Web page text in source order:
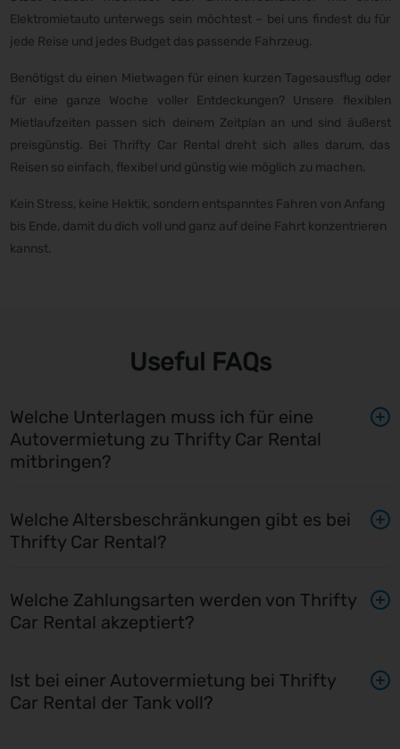
Elektromietauto unterwegs sein möchtest – bei uns findest du für
jede Reise und jedes Budget das passende Fahrzeug.
Benötigst du einen Mietwagen für einen kurzen Tagesausflug oder
für eine ganze Woche voller Entdeckungen? Unsere flexiblen
Mietlaufzeiten passen sich deinem Zeitplan an und sind äußerst
preisgünstig. Bei Thrifty Car Rental dreht sich alles darum, das
Reisen so einfach, flexibel und günstig wie möglich zu machen.
Kein Stress, keine Hektik, sondern entspanntes Fahren von Anfang
bis Ende, damit du dich voll und ganz auf deine Fahrt konzentrieren
kannst.
Useful FAQs
Welche Unterlagen muss ich für eine
Autovermietung zu Thrifty Car Rental
mitbringen?
Welche Altersbeschränkungen gibt es bei
Thrifty Car Rental?
Welche Zahlungsarten werden von Thrifty
Car Rental akzeptiert?
Ist bei einer Autovermietung bei Thrifty
Car Rental der Tank voll?